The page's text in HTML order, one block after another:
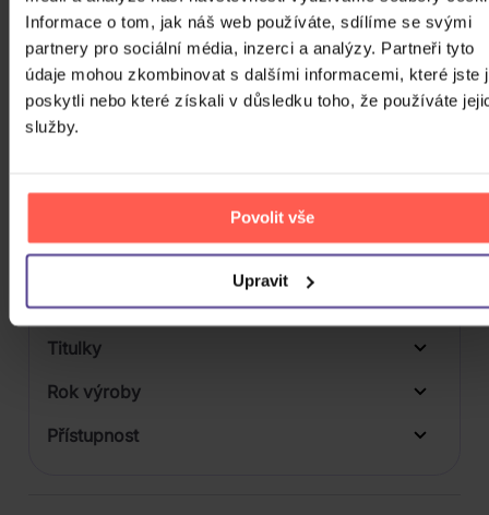
Informace o tom, jak náš web používáte, sdílíme se svými
partnery pro sociální média, inzerci a analýzy. Partneři tyto
údaje mohou zkombinovat s dalšími informacemi, které jste
poskytli nebo které získali v důsledku toho, že používáte
služby.
Povolit vše
Upravit
1
Počet BD
Počet vinyl
Počet KiT
Počet Platform Album
Zvuk
Titulky
Rok výroby
Přístupnost